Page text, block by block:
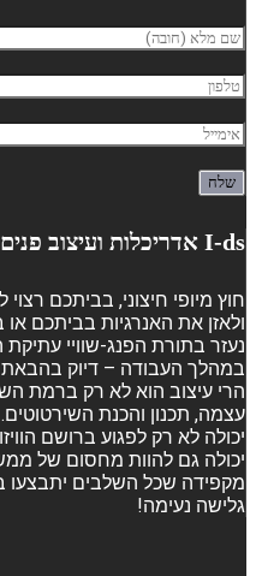
I-ds אדריכלות ועיצוב פנים
חוץ מיופי חיצוני, בביתכם
ולאזן את האנרגיות בביתכם
נעזר בתורת הפנג-שוויי עתיקת
במהלך העבודה – דיוק בהבאת
הרי עיצוב הוא לא רק ברמת
עצמה, תכנון והכנת
יכולה לא רק לפגוע ברושם
יכולה גם להוות מחסום של
מקפידה שכל השלבים יתבצעו
גלישה נעימה!